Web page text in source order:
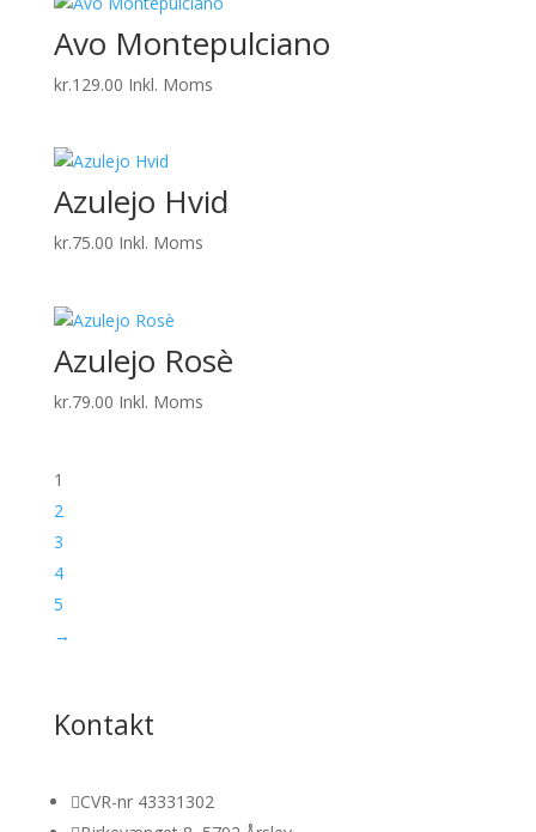
Avo Montepulciano
kr.129.00 Inkl. Moms
Azulejo Hvid
kr.75.00 Inkl. Moms
Azulejo Rosè
kr.79.00 Inkl. Moms
1
2
3
4
5
→
Kontakt
CVR-nr 43331302